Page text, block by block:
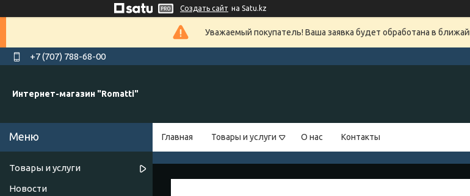
Создать сайт на Satu.kz
Уважаемый покупатель! Ваша заявка будет обработана в
+7 (707) 788-68-00
Интернет-магазин "Romatti"
Главная Товары и услуги О нас Контакты
Товары и услуги
Новости